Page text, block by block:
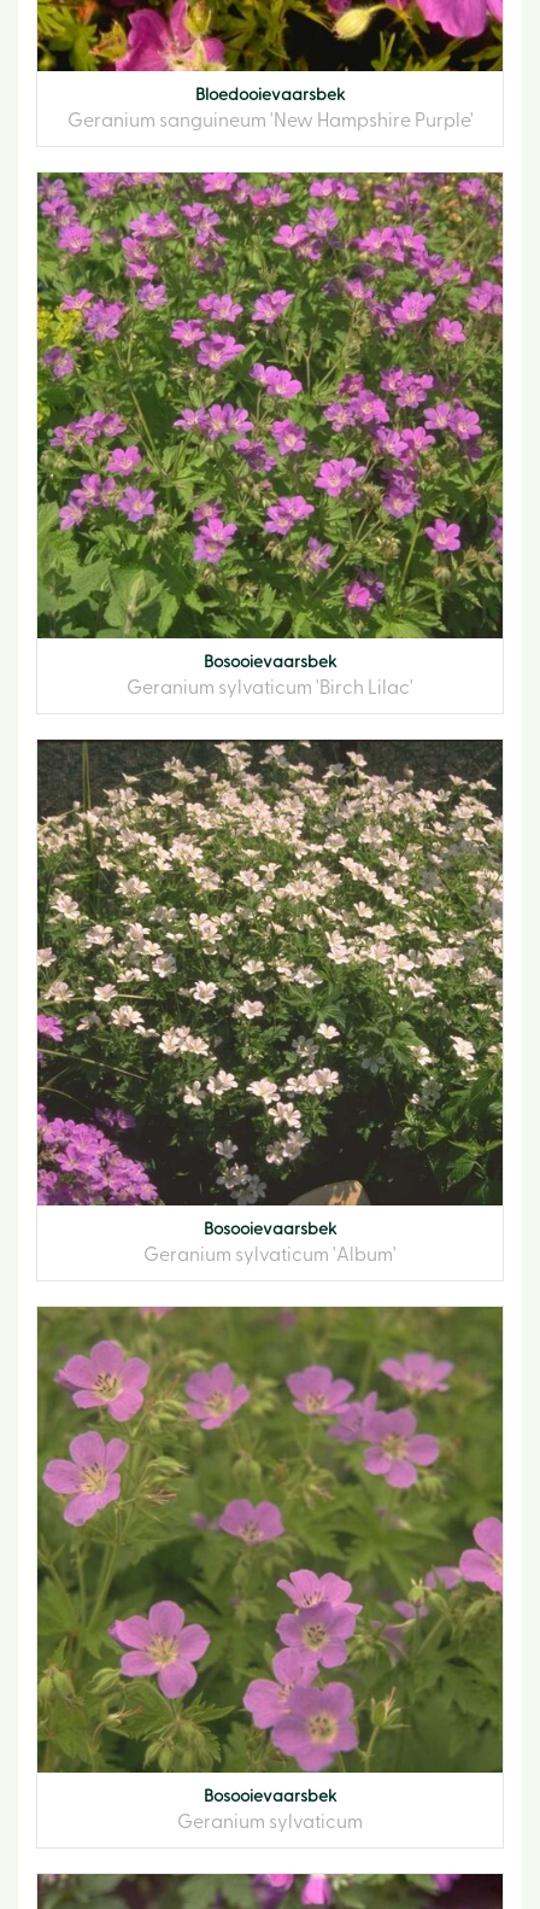
Bloedooievaarsbek
Geranium sanguineum 'New Hampshire Purple'
Bosooievaarsbek
Geranium sylvaticum 'Birch Lilac'
Bosooievaarsbek
Geranium sylvaticum 'Album'
Bosooievaarsbek
Geranium sylvaticum